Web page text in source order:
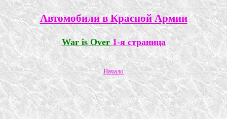
Автомобили в Красной Армии
War is Over1-я страница
Начало